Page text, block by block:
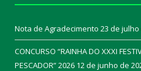
Nota de Agradecimento 23 de julho
CONCURSO “RAINHA DO XXXI
PESCADOR” 2026 12 de junho de